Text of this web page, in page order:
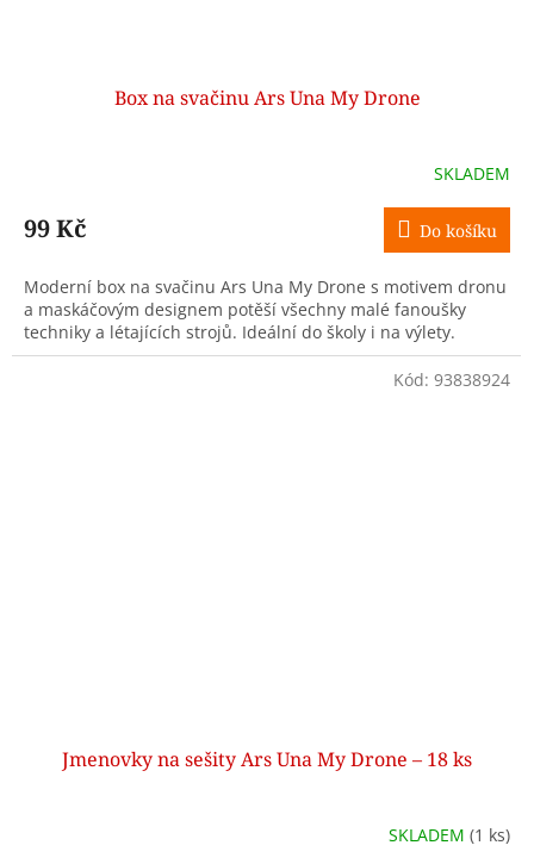
Box na svačinu Ars Una My Drone
SKLADEM
99 Kč Do košíku
Moderní box na svačinu Ars Una My Drone s motivem dronu
a maskáčovým designem potěší všechny malé fanoušky
techniky a létajících strojů. Ideální do školy i na výlety.
Jmenovky na sešity Ars Una My Drone – 18 ks
SKLADEM (1 ks)
Kód: 93838924